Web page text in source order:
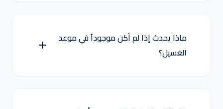
ماذا يحدث إذا لم أكن موجوداً في موعد
الغسيل؟